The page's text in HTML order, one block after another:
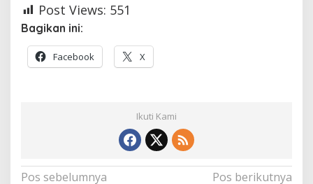
Post Views: 551
Bagikan ini:
Facebook X
Ikuti Kami
Navigasi
Pos sebelumnya
Pos berikutnya